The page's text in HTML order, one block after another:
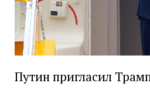
Путин пригласил